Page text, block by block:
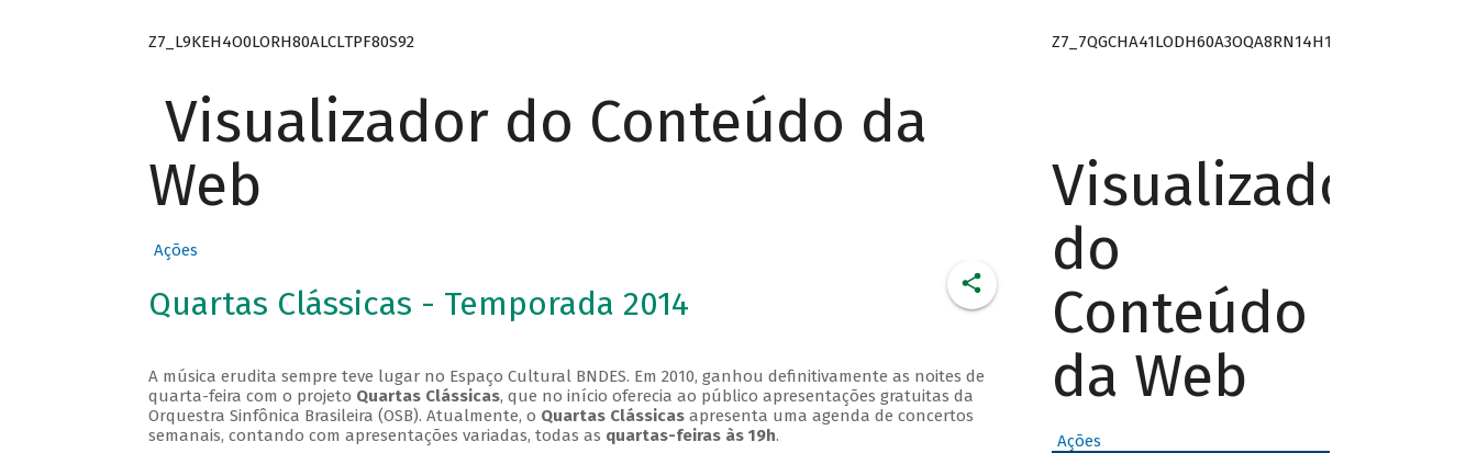
Z7_L9KEH4O0LORH80ALCLTPF80S92
Visualizador do Conteúdo da
Web
Ações
Quartas Clássicas - Temporada 2014
A música erudita sempre teve lugar no Espaço Cultural BNDES. Em 2010, ganhou definitivamente as noites de
quarta-feira com o projeto Quartas Clássicas, que no início oferecia ao público apresentações gratuitas da
Orquestra Sinfônica Brasileira (OSB). Atualmente, o Quartas Clássicasapresenta uma agenda de concertos
semanais, contando com apresentações variadas, todas as quartas-feiras às 19h.
Z7_7QGCHA41LODH60A3OQA8RN14H1
Visualizador
do
Conteúdo
da Web
Ações